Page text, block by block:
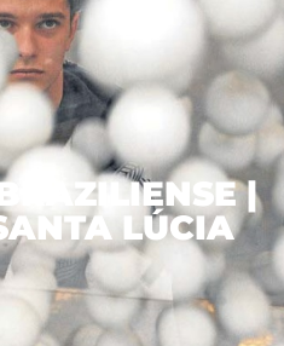
|
LÚCIA